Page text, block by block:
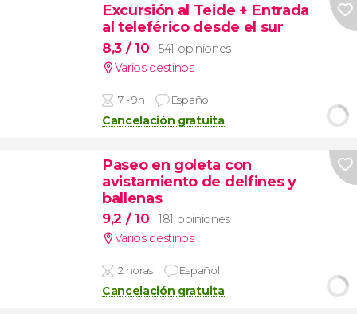
Excursión al Teide + Entrada
al teleférico desde el sur
8,3 / 10
541 opiniones
Varios destinos
7 - 9h Español
Cancelación gratuita
Paseo en goleta con
avistamiento de delfines y
ballenas
9,2 / 10
181 opiniones
Varios destinos
2 horas Español
Cancelación gratuita